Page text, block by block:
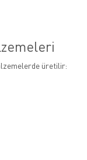
üretilir: